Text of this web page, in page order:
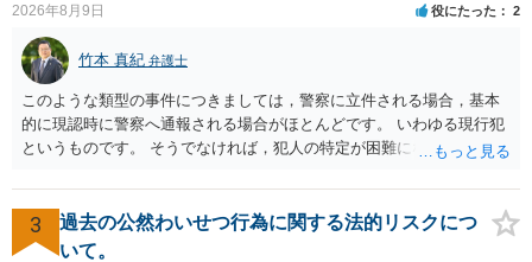
2026年8月9日 役にたった 2
竹本 真紀 弁護士
このような類型の事件につきましては，警察に立件される場合，基本
的に現認時に警察へ通報される場合がほとんどです。 いわゆる現行犯
というものです。 そうでなければ，犯人の特定が困難になってしまい
（事件性）とともに，誰の行為かの判断がされる（犯人性）が必要な
のですが，現認時に警察が臨場できる場合以外は，基本的に犯人性を
特定することができません。もちろん，常習性が顕著で，既に前科を
3
過去の公然わいせつ行為に関する法的リスクにつ
いて。